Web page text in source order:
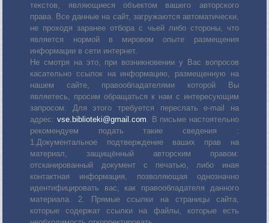
текстов, являющиеся объектом вашего авторского
права. Все данные на сайт, загружаются автоматически,
не проходя заранее отбора с чьей либо стороны, что
является нормой в мировом опыте размещения
информации в сети интернет.
Не смотря на это, при возникновении у Вас вопросов
касательно ссылок на информацию, размещенную на
нашем сайте, правообладателями которой Вы
являетесь, просим обращаться к нам с интересующим
запросом. Для этого требуется переслать е-mail на
адрес: vse.biblioteki@gmail.com. В письме настоятельно
рекомендуем подать такие сведения :
1.Документальное подтверждение ваших прав на
материал, защищённый авторским правом:
отсканированный документ с печатью, либо иная
контактная информация, позволяющая однозначно
идентифицировать вас, как правообладателя данного
материала. 2. Прямые ссылки на страницы сайта,
которые содержат ссылки на файлы, которые есть